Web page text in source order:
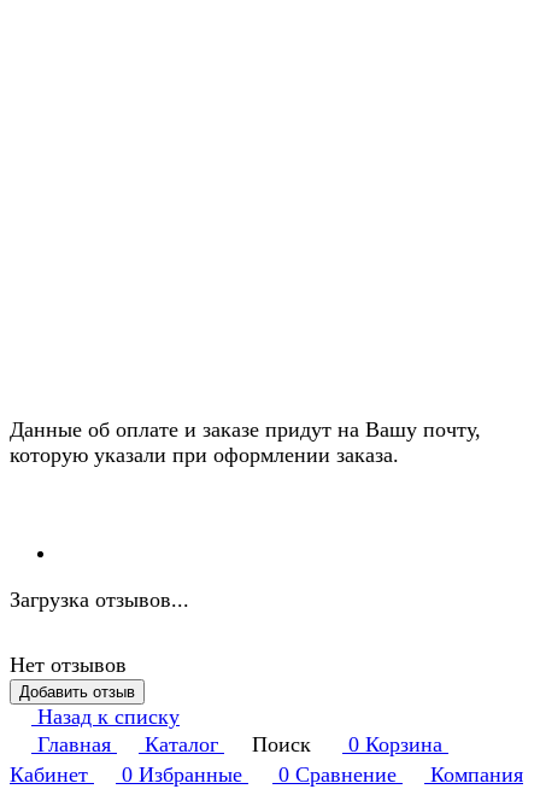
Данные об оплате и заказе придут на Вашу почту,
которую указали при оформлении заказа.
Загрузка отзывов...
Нет отзывов
Добавить отзыв
Назад к списку
Главная
Каталог Поиск 0 Корзина
Кабинет
0 Избранные 0 Сравнение
Компания